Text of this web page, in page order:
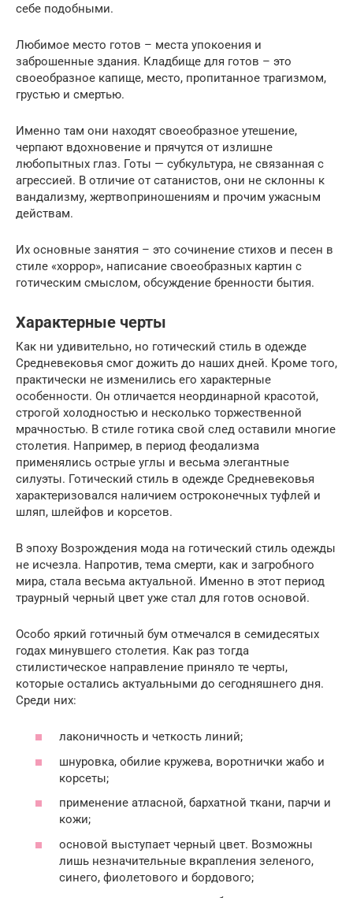
себе подобными.
Любимое место готов – места упокоения и
заброшенные здания. Кладбище для готов – это
своеобразное капище, место, пропитанное трагизмом,
грустью и смертью.
Именно там они находят своеобразное утешение,
черпают вдохновение и прячутся от излишне
любопытных глаз. Готы — субкультура, не связанная с
агрессией. В отличие от сатанистов, они не склонны к
вандализму, жертвоприношениям и прочим ужасным
действам.
Их основные занятия – это сочинение стихов и песен в
стиле «хоррор», написание своеобразных картин с
готическим смыслом, обсуждение бренности бытия.
Характерные черты
Как ни удивительно, но готический стиль в одежде
Средневековья смог дожить до наших дней. Кроме того,
практически не изменились его характерные
особенности. Он отличается неординарной красотой,
строгой холодностью и несколько торжественной
мрачностью. В стиле готика свой след оставили многие
столетия. Например, в период феодализма
применялись острые углы и весьма элегантные
силуэты. Готический стиль в одежде Средневековья
характеризовался наличием остроконечных туфлей и
шляп, шлейфов и корсетов.
В эпоху Возрождения мода на готический стиль одежды
не исчезла. Напротив, тема смерти, как и загробного
мира, стала весьма актуальной. Именно в этот период
траурный черный цвет уже стал для готов основой.
Особо яркий готичный бум отмечался в семидесятых
годах минувшего столетия. Как раз тогда
стилистическое направление приняло те черты,
которые остались актуальными до сегодняшнего дня.
Среди них:
лаконичность и четкость линий;
шнуровка, обилие кружева, воротнички жабо и
корсеты;
применение атласной, бархатной ткани, парчи и
кожи;
основой выступает черный цвет. Возможны
лишь незначительные вкрапления зеленого,
синего, фиолетового и бордового;